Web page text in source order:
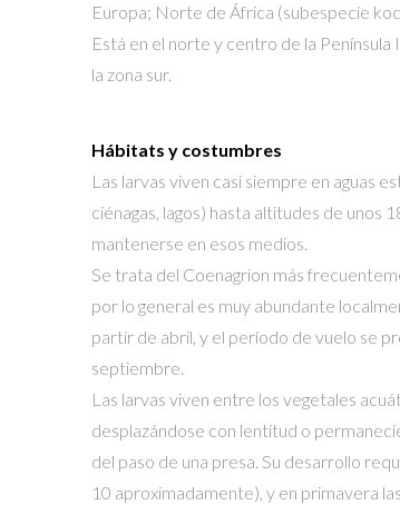
Europa; Norte de África (subespecie
Está en el norte y centro de la
la zona sur.
Hábitats y costumbres
Las larvas viven casi siempre en aguas
ciénagas, lagos) hasta altitudes de unos
mantenerse en esos medios.
Se trata del Coenagrion más
por lo general es muy abundante
partir de abril, y el período de vuelo se
septiembre.
Las larvas viven entre los vegetales
desplazándose con lentitud o
del paso de una presa. Su desarrollo
10 aproximadamente), y en primavera